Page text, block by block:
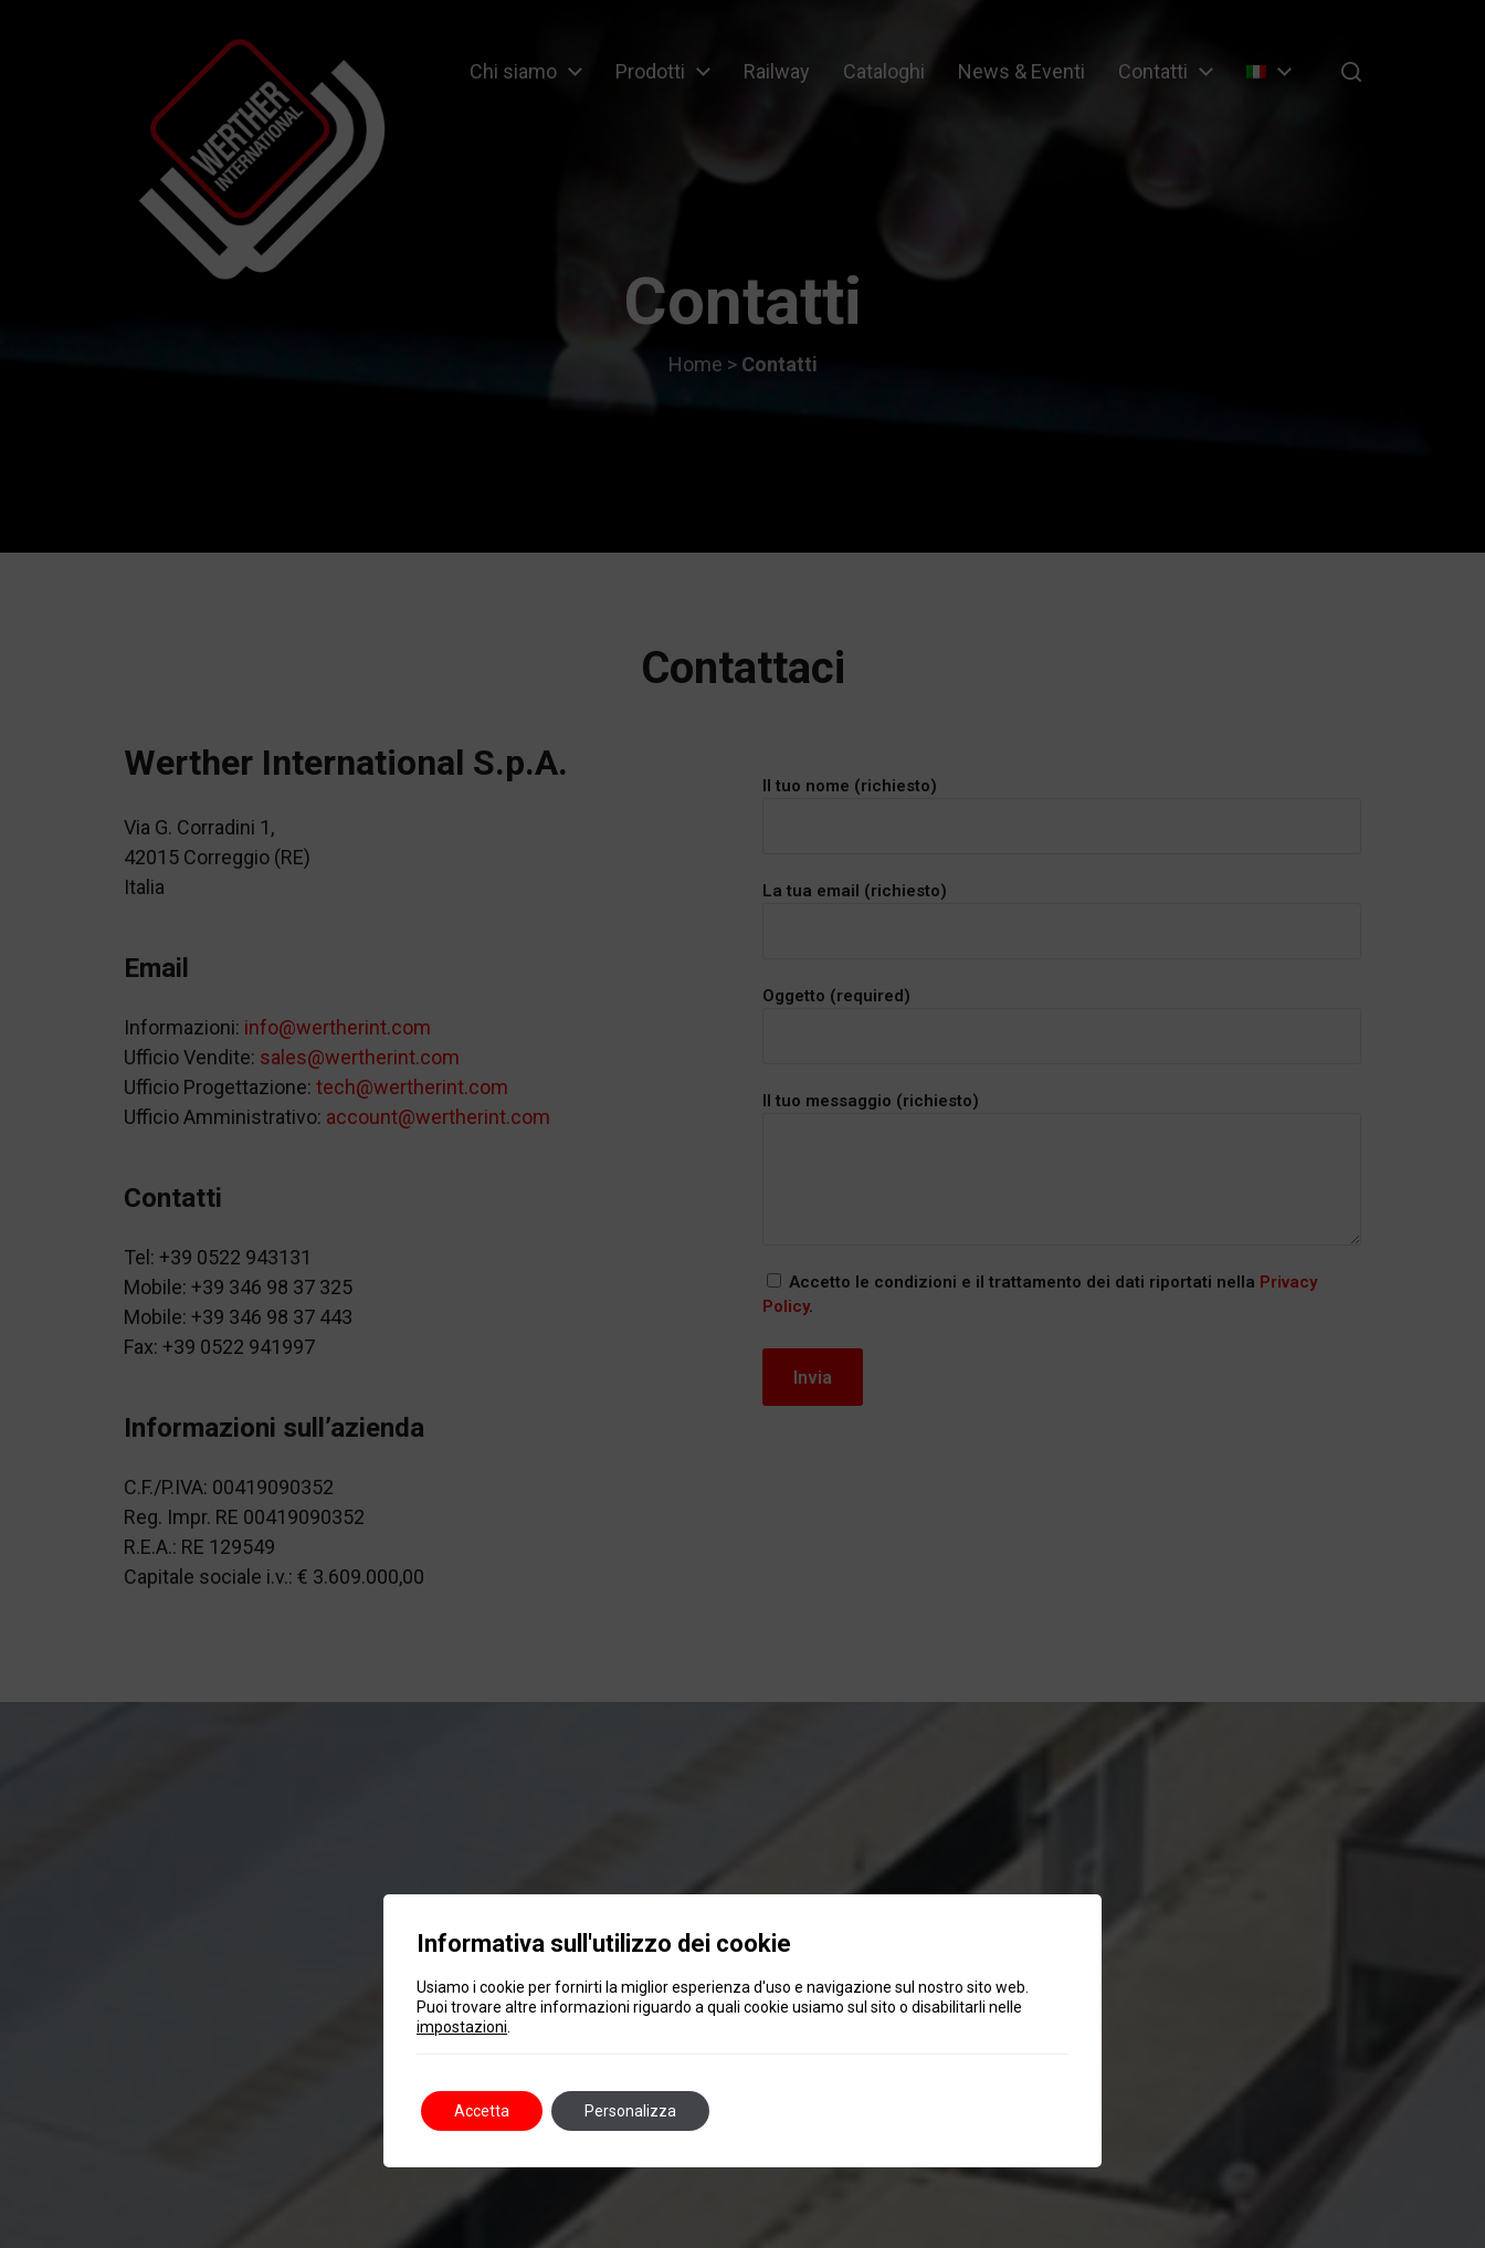
Garage Equipment and Wheel Service Equipment
Chi siamo Prodotti Railway Cataloghi News & Eventi Contatti
Contatti
Home > Contatti
Contattaci
Werther International S.p.A.
Via G. Corradini 1,
42015 Correggio (RE)
Italia
Email
Informazioni: info@wertherint.com
Ufficio Vendite: sales@wertherint.com
Ufficio Progettazione: tech@wertherint.com
Ufficio Amministrativo: account@wertherint.com
Contatti
Tel: +39 0522 943131
Mobile: +39 346 98 37 325
Mobile: +39 346 98 37 443
Fax: +39 0522 941997
Informazioni sull’azienda
C.F./P.IVA: 00419090352
Reg. Impr. RE 00419090352
R.E.A.: RE 129549
Capitale sociale i.v.: € 3.609.000,00
Il tuo nome (richiesto)
La tua email (richiesto)
Oggetto (required)
Il tuo messaggio (richiesto)
Accetto le condizioni e il trattamento dei dati riportati nella Privacy
Policy.
Informativa sull'utilizzo dei cookie
Usiamo i cookie per fornirti la miglior esperienza d'uso e navigazione sul nostro sito web.
Puoi trovare altre informazioni riguardo a quali cookie usiamo sul sito o disabilitarli nelle
impostazioni
Accetta Personalizza